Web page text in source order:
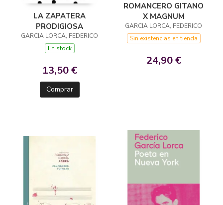
LA ZAPATERA
PRODIGIOSA
GARCIA LORCA, FEDERICO
En stock
13,50 €
Comprar
ROMANCERO GITANO
X MAGNUM
GARCIA LORCA, FEDERICO
Sin existencias en tienda
24,90 €